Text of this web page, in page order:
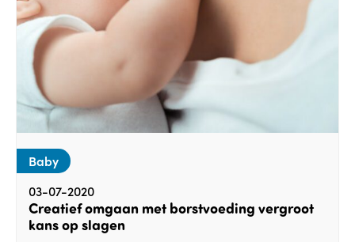
Baby
03-07-2020
Creatief omgaan met borstvoeding vergroot
kans op slagen